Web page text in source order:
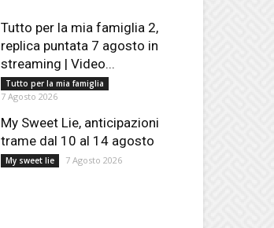
Tutto per la mia famiglia 2,
replica puntata 7 agosto in
streaming | Video...
Tutto per la mia famiglia
7 Agosto 2026
My Sweet Lie, anticipazioni
trame dal 10 al 14 agosto
My sweet lie 7 Agosto 2026